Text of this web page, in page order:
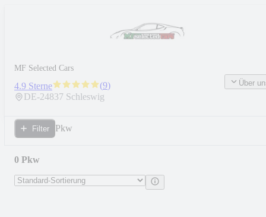
MF Selected Cars
4.9 Sterne (9)
DE-24837 Schleswig
Über
Filter Pkw
0 Pkw